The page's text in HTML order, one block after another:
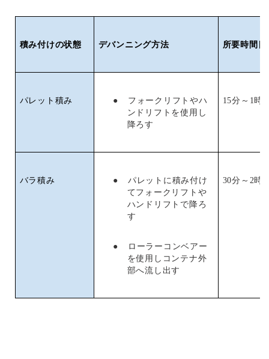
積み付けの状態 デバンニング方法 所要時間目
パレット積み ●
フォークリフトやハ
ンドリフトを使用し
降ろす
15分～1時
バラ積み ●
パレットに積み付け
てフォークリフトや
ハンドリフトで降ろ
す
●
ローラーコンベアー
を使用しコンテナ外
部へ流し出す
30分～2時